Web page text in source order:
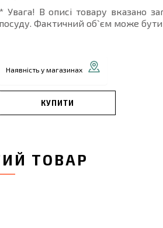
* Увага! В описі товару вказано
посуду. Фактичний об`єм може
Наявність у магазинах
КУПИТИ
ТОВАР